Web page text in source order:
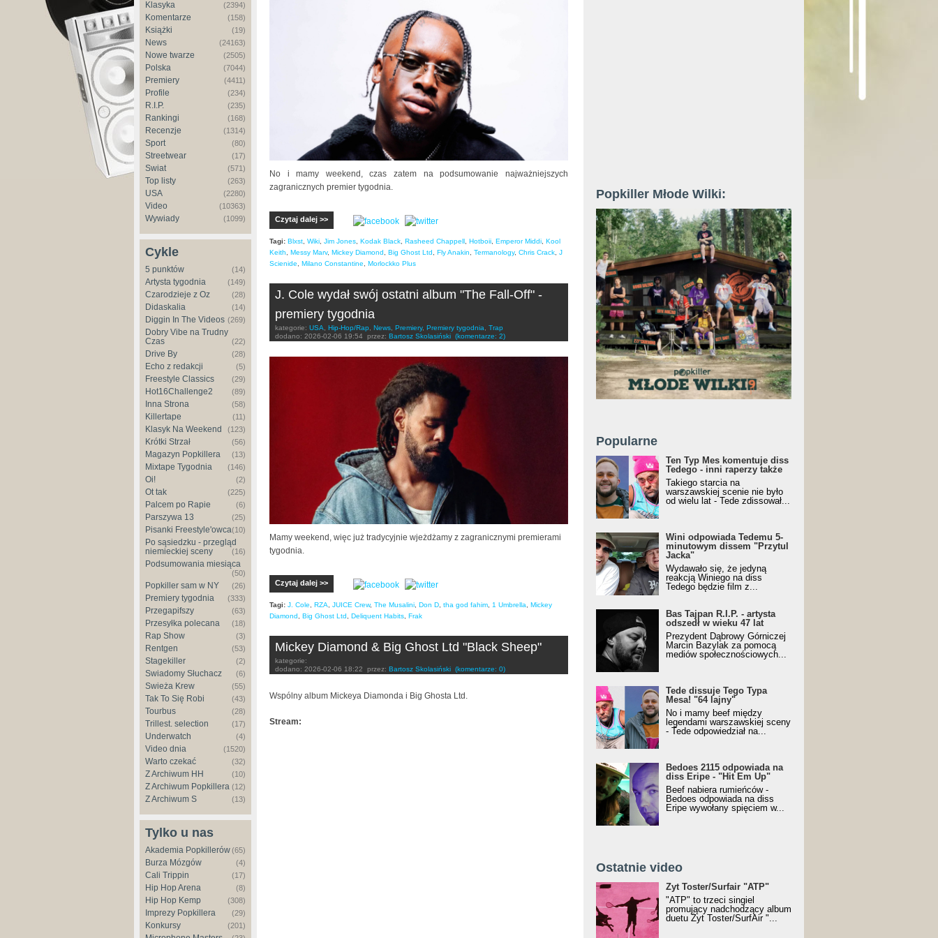
Klasyka (2394)
Komentarze (158)
Książki (19)
News (24163)
Nowe twarze (2505)
Polska (7044)
Premiery (4411)
Profile (234)
R.I.P. (235)
Rankingi (168)
Recenzje (1314)
Sport (80)
Streetwear (17)
Świat (571)
Top listy (263)
USA (2280)
Video (10363)
Wywiady (1099)
Cykle
5 punktów (14)
Artysta tygodnia (149)
Czarodzieje z Oz (28)
Didaskalia (14)
Diggin In The Videos (269)
Dobry Vibe na Trudny
Czas
(22)
Drive By (28)
Echo z redakcji (5)
Freestyle Classics (29)
Hot16Challenge2 (89)
Inna Strona (58)
Killertape (11)
Klasyk Na Weekend (123)
Krótki Strzał (56)
Magazyn Popkillera (13)
Mixtape Tygodnia (146)
Oi! (2)
Ot tak (225)
Palcem po Rapie (6)
Parszywa 13 (25)
Pisanki Freestyle'owca(10)
Po sąsiedzku - przegląd
niemieckiej sceny
(16)
Podsumowania miesiąca
(50)
Popkiller sam w NY (26)
Premiery tygodnia (333)
Przegapifszy (63)
Przesyłka polecana (18)
Rap Show (3)
Rentgen (53)
Stagekiller (2)
Świadomy Słuchacz (6)
Świeża Krew (55)
Tak To Się Robi (43)
Tourbus (28)
Trillest. selection (17)
Underwatch (4)
Video dnia (1520)
Warto czekać (32)
Z Archiwum HH (10)
Z Archiwum Popkillera (12)
Z Archiwum S (13)
Tylko u nas
Akademia Popkillerów(65)
Burza Mózgów (4)
Cali Trippin (17)
Hip Hop Arena (8)
Hip Hop Kemp (308)
Imprezy Popkillera (29)
Konkursy (201)
No i mamy weekend, czas zatem na podsumowanie najważniejszych
zagranicznych premier tygodnia.
Czytaj dalej >>
Tagi: Blxst Wiki Jim Jones Kodak Black Rasheed Chappell Hotboii Emperor Middi Kool
Keith
Messy Marv, Mickey Diamond Big Ghost Ltd Fly Anakin Termanology, Chris Crack J
Scienide
Milano Constantine Morlockko Plus
J. Cole wydał swój ostatni album "The Fall-Off" -
premiery tygodnia
kategorie: USA Hip-Hop/Rap News Premiery, Premiery tygodnia
Trap
dodano: 2026-02-06 19:54 przez: Bartosz Skolasiński (komentarze: 2)
Mamy weekend, więc już tradycyjnie wjeżdżamy z zagranicznymi premierami
tygodnia.
Czytaj dalej >>
Tagi: J. Cole, RZA, JUICE Crew, The Musalini, Don D, tha god fahim, 1 Umbrella, Mickey
Diamond , Big Ghost Ltd , Deliquent Habits, Frak
Mickey Diamond & Big Ghost Ltd "Black Sheep"
kategorie:
dodano: 2026-02-06 18:22 przez: Bartosz Skolasiński (komentarze: 0)
Wspólny album Mickeya Diamonda i Big Ghosta Ltd.
Stream:
Popkiller Młode Wilki:
Popularne
Ten Typ Mes komentuje diss
Tedego - inni raperzy także
Takiego starcia na
warszawskiej scenie nie było
od wielu lat - Tede zdissował...
Wini odpowiada Tedemu 5-
minutowym dissem "Przytul
Jacka"
Wydawało się, że jedyną
reakcją Winiego na diss
Tedego będzie film z...
Bas Tajpan R.I.P. - artysta
odszedł w wieku 47 lat
Prezydent Dąbrowy Górniczej
Marcin Bazylak za pomocą
mediów społecznościowych...
Tede dissuje Tego Typa
Mesa! "64 lajny"
No i mamy beef między
legendami warszawskiej sceny
- Tede odpowiedział na...
Bedoes 2115 odpowiada na
diss Eripe - "Hit Em Up"
Beef nabiera rumieńców -
Bedoes odpowiada na diss
Eripe wywołany spięciem w...
Ostatnie video
Żyt Toster/SurfAir - ATP VIDEO
Żyt Toster/Surfair "ATP"
"ATP" to trzeci singiel
promujący nadchodzący album
duetu Żyt Toster/SurfAir "...